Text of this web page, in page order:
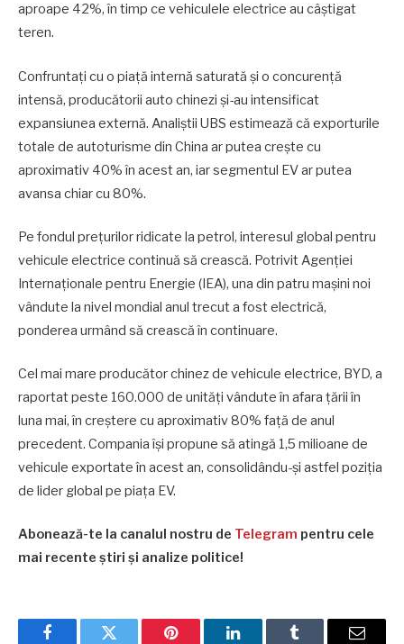
aproape 42%, în timp ce vehiculele electrice au câștigat
teren.
Confruntați cu o piață internă saturată și o concurență
intensă, producătorii auto chinezi și-au intensificat
expansiunea externă. Analiștii UBS estimează că exporturile
totale de autoturisme din China ar putea crește cu
aproximativ 40% în acest an, iar segmentul EV ar putea
avansa chiar cu 80%.
Pe fondul prețurilor ridicate la petrol, interesul global pentru
vehicule electrice continuă să crească. Potrivit Agenției
Internaționale pentru Energie (IEA), una din patru mașini noi
vândute la nivel mondial anul trecut a fost electrică,
ponderea urmând să crească în continuare.
Cel mai mare producător chinez de vehicule electrice, BYD, a
raportat peste 160.000 de unități vândute în afara țării în
luna mai, în creștere cu aproximativ 80% față de anul
precedent. Compania își propune să atingă 1,5 milioane de
vehicule exportate în acest an, consolidându-și astfel poziția
de lider global pe piața EV.
Abonează-te la canalul nostru de Telegram pentru cele
mai recente știri și analize politice!